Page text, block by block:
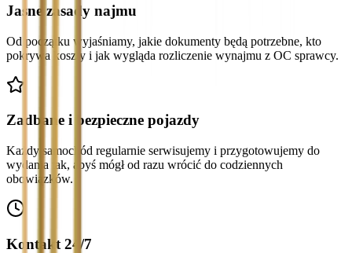
Jasne zasady najmu
Od początku wyjaśniamy, jakie dokumenty będą potrzebne, kto
pokrywa koszty i jak wygląda rozliczenie wynajmu z OC sprawcy.
Zadbane i bezpieczne pojazdy
Każdy samochód regularnie serwisujemy i przygotowujemy do
wydania tak, abyś mógł od razu wrócić do codziennych
obowiązków.
Kontakt 24/7